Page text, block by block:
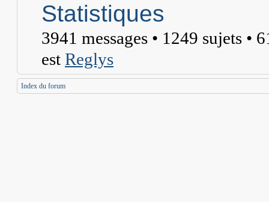
Statistiques
3941 messages • 1249 sujets •
est Reglys
Index du forum